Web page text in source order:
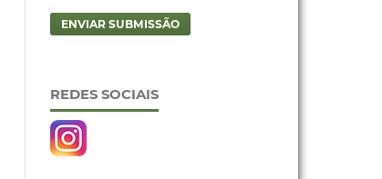
ENVIAR SUBMISSÃO
REDES SOCIAIS